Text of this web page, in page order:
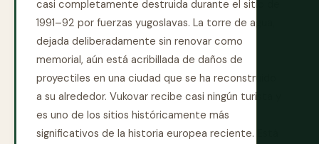
casi completamente destruida durante el sitio de
1991–92 por fuerzas yugoslavas. La torre de agua,
dejada deliberadamente sin renovar como
memorial, aún está acribillada de daños de
proyectiles en una ciudad que se ha reconstruido
a su alrededor. Vukovar recibe casi ningún turista y
es uno de los sitios históricamente más
significativos de la historia europea reciente. Está